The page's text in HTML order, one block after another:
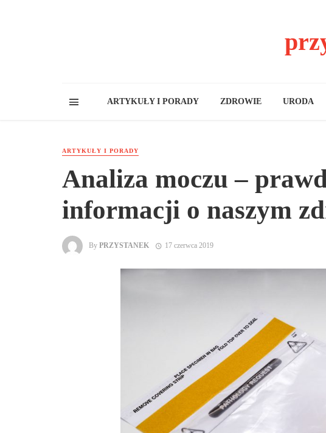
ARTYKUŁY I PORADY ZDROWIE URODA
ARTYKUŁY I PORADY
Analiza moczu –
informacji o naszym
By PRZYSTANEK 17 czerwca 2019